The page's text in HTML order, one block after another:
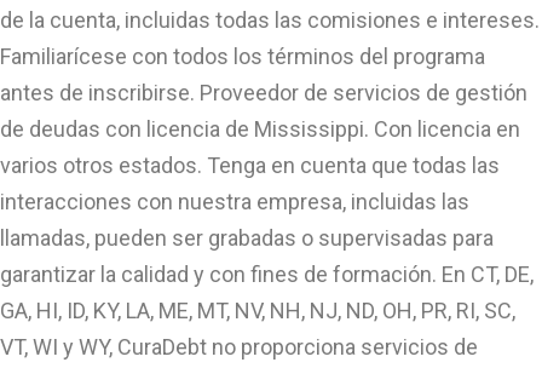
de la cuenta, incluidas todas las comisiones e intereses.
Familiarícese con todos los términos del programa
antes de inscribirse. Proveedor de servicios de gestión
de deudas con licencia de Mississippi. Con licencia en
varios otros estados. Tenga en cuenta que todas las
interacciones con nuestra empresa, incluidas las
llamadas, pueden ser grabadas o supervisadas para
garantizar la calidad y con fines de formación. En CT, DE,
GA, HI, ID, KY, LA, ME, MT, NV, NH, NJ, ND, OH, PR, RI, SC,
VT, WI y WY, CuraDebt no proporciona servicios de